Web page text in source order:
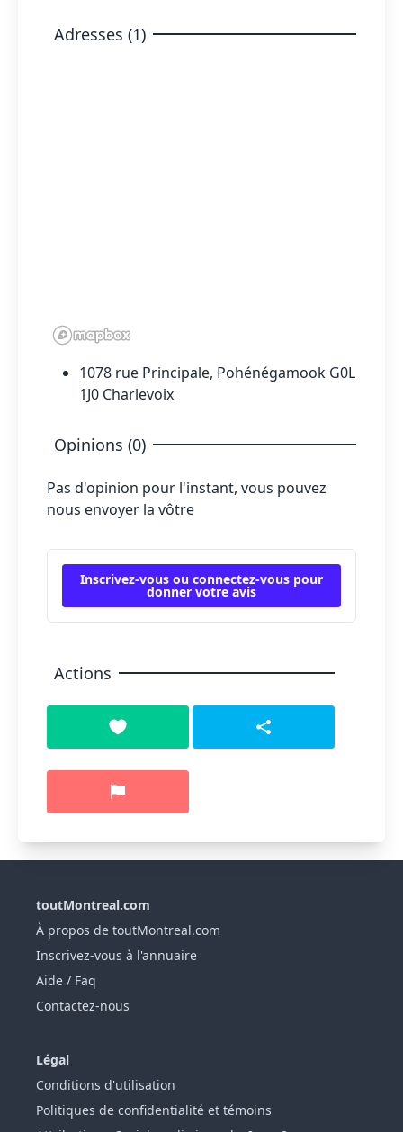
Adresses (1)
1078 rue Principale, Pohénégamook G0L
1J0 Charlevoix
Opinions (0)
Pas d'opinion pour l'instant, vous pouvez
nous envoyer la vôtre
Inscrivez-vous ou connectez-vous pour
donner votre avis
Actions
toutMontreal.com
À propos de toutMontreal.com
Inscrivez-vous à l'annuaire
Aide / Faq
Contactez-nous
Légal
Conditions d'utilisation
Politiques de confidentialité et témoins